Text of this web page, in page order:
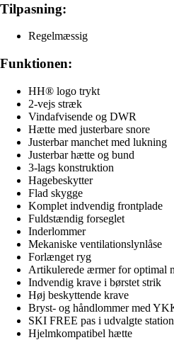
Tilpasning:
Regelmæssig
Funktionen:
HH® logo trykt
2-vejs stræk
Vindafvisende og DWR
Hætte med justerbare snore
Justerbar manchet med lukning
Justerbar hætte og bund
3-lags konstruktion
Hagebeskytter
Flad skygge
Komplet indvendig frontplade
Fuldstændig forseglet
Inderlommer
Mekaniske ventilationslynlåse
Forlænget ryg
Artikulerede ærmer for optimal
Indvendig krave i børstet strik
Høj beskyttende krave
Bryst- og håndlommer med
SKI FREE pas i udvalgte
Hjelmkompatibel hætte